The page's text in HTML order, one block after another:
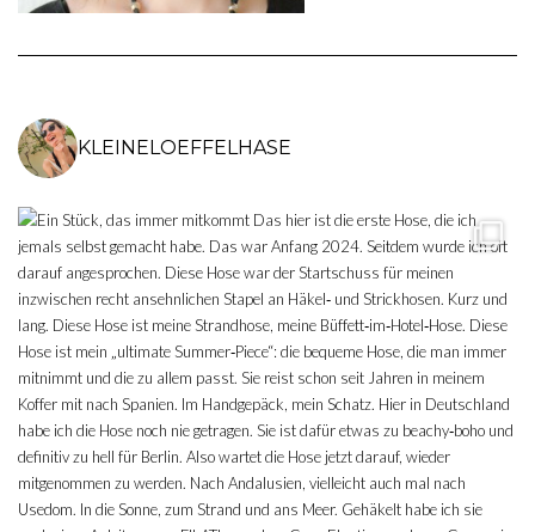
KLEINELOEFFELHASE